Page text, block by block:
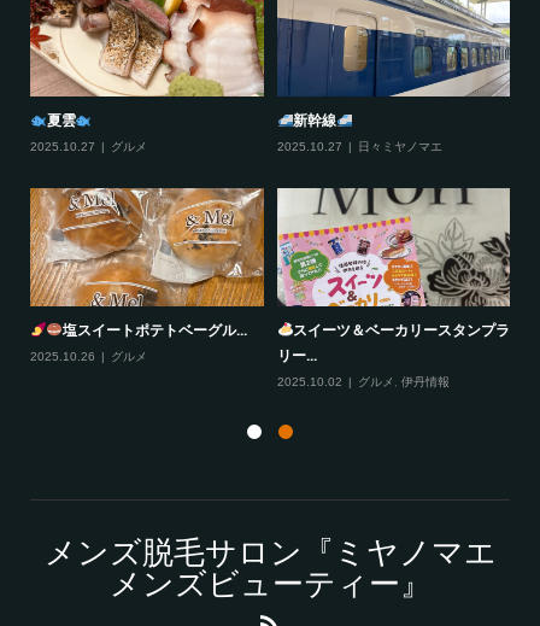
夏雲
2025.10.27 グルメ
新幹線
2025.10.27 日々ミヤノマエ
塩スイートポテトベーグル...
2025.10.26 グルメ
スイーツ＆ベーカリースタンプラ
リー...
2025.10.02 グルメ 伊丹情報
メンズ脱毛サロン『ミヤノマエ
メンズビューティー』